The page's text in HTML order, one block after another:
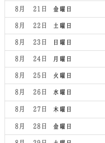
金曜日
8月 21
土曜日
8月 22
日曜日
8月 23
月曜日
8月 24
火曜日
8月 25
水曜日
8月 26
木曜日
8月 27
金曜日
8月 28